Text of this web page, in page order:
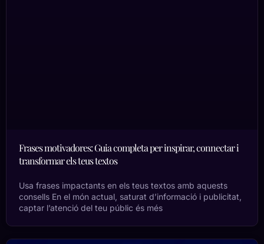
Frases motivadores: Guia completa per inspirar, connectar i
transformar els teus textos
Usa frases impactants en els teus textos amb aquests
consells En el món actual, saturat d’informació i publicitat,
captar l’atenció del teu públic és més